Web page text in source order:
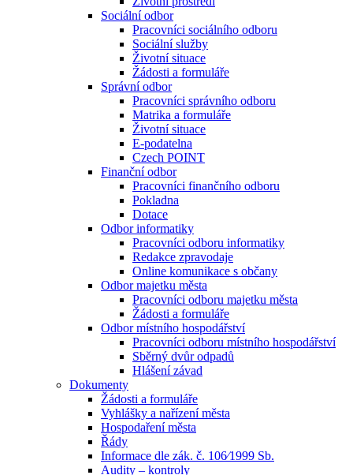
Sociální odbor
Pracovníci sociálního odboru
Sociální služby
Životní situace
Žádosti a formuláře
Správní odbor
Pracovníci správního odboru
Matrika a formuláře
Životní situace
E-podatelna
Czech POINT
Finanční odbor
Pracovníci finančního odboru
Pokladna
Dotace
Odbor informatiky
Pracovníci odboru informatiky
Redakce zpravodaje
Online komunikace s občany
Odbor majetku města
Pracovníci odboru majetku města
Žádosti a formuláře
Odbor místního hospodářství
Pracovníci odboru místního hospodářství
Sběrný dvůr odpadů
Hlášení závad
Dokumenty
Žádosti a formuláře
Vyhlášky a nařízení města
Hospodaření města
Řády
Informace dle zák. č. 106⁄1999 Sb.
Audity – kontroly